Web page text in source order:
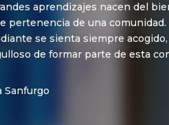
aprendizajes nacen del
pertenencia de una
se sienta siempre
de formar parte de esta
Sanfurgo